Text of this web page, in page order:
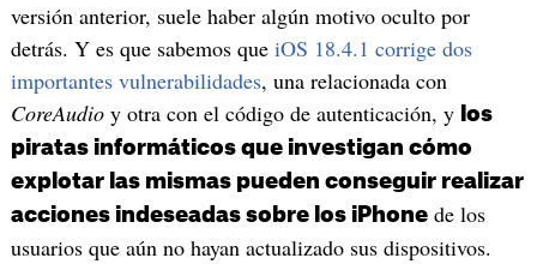
versión anterior, suele haber algún motivo oculto por
detrás. Y es que sabemos que iOS 18.4.1 corrige dos
importantes vulnerabilidades, una relacionada con
CoreAudioy otra con el código de autenticación, y los
piratas informáticos que investigan cómo
explotar las mismas pueden conseguir realizar
acciones indeseadas sobre los iPhonede los
usuarios que aún no hayan actualizado sus dispositivos.